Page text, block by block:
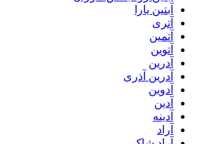
آبتین یارا
آتری
آتمین
آتوین
آدرین
آدرین آذری
آدوین
آدین
آدینه
آراد